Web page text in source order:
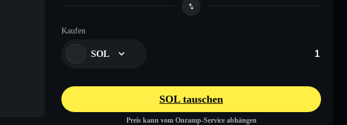
Kaufen
SOL
SOL tauschen
Preis kann vom Onramp-Service abhängen